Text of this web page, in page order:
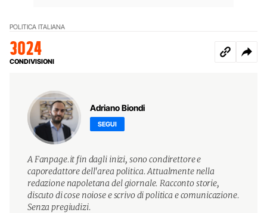
POLITICA ITALIANA
3024
CONDIVISIONI
Adriano Biondi
SEGUI
A Fanpage.it fin dagli inizi, sono condirettore e
caporedattore dell'area politica. Attualmente nella
redazione napoletana del giornale. Racconto storie,
discuto di cose noiose e scrivo di politica e comunicazione.
Senza pregiudizi.